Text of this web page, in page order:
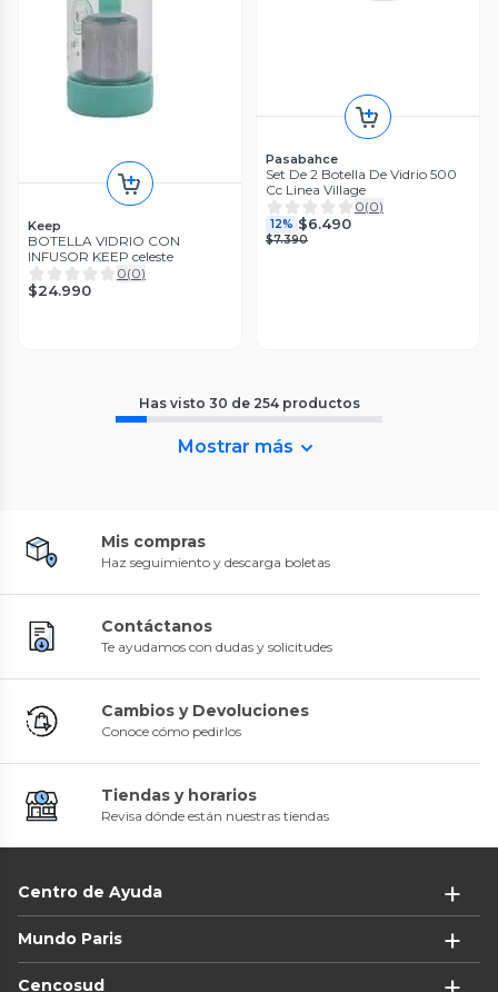
Keep
BOTELLA VIDRIO CON
INFUSOR KEEP celeste
0(0)
$24.990
Pasabahce
Set De 2 Botella De Vidrio 500
Cc Linea Village
0(0)
12% $6.490
$7.390
Has visto 30 de 254 productos
Mostrar más
Mis compras
Haz seguimiento y descarga boletas
Contáctanos
Te ayudamos con dudas y solicitudes
Cambios y Devoluciones
Conoce cómo pedirlos
Tiendas y horarios
Revisa dónde están nuestras tiendas
Centro de Ayuda
Mundo Paris
Cencosud